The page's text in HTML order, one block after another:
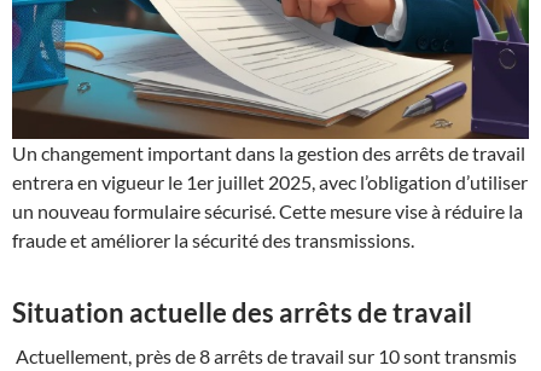
Un changement important dans la gestion des arrêts de travail
entrera en vigueur le 1er juillet 2025, avec l’obligation d’utiliser
un nouveau formulaire sécurisé. Cette mesure vise à réduire la
fraude et améliorer la sécurité des transmissions.
Situation actuelle des arrêts de travail
Actuellement, près de 8 arrêts de travail sur 10 sont transmis